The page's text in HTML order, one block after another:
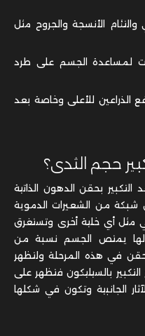
الأنسجة والجروح مثل
ساعتين أو 3 ساعات لمساعدة الجسم على طرد
الذراعين للأعلى وخاصة بعد
حجم الثدى؟
التكبير بحقن الدهون الذاتية
شبكة من الشعيرات الدموية
مثل أي خلية أخرى وتستغرق
4 شهور وخلالها يمتص الجسم نسبة من
في هذه المرحلة ولتظهر
نتائج التكبير بالسيليكون فتظهر على
الجانبية وتكون في شكلها